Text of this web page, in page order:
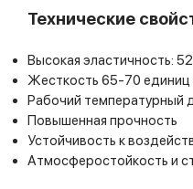
Технические
Высокая эластичность:
Жесткость 65-70
Рабочий температурный
Повышенная прочность
Устойчивость к
Атмосферостойкость и